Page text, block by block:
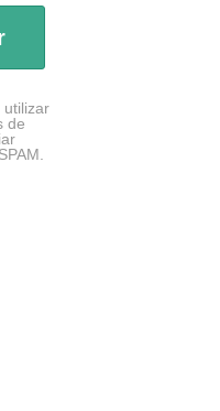
utilizar
de